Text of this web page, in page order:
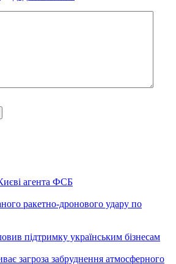
агента ФСБ
ракетно-дронового удару по
підтримку українським бізнесам
загроза забруднення атмосферного